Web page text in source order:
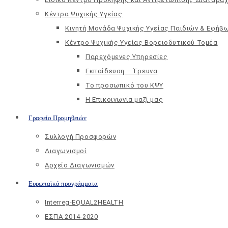
Κέντρα Ψυχικής Υγείας
Κινητή Μονάδα Ψυχικής Υγείας Παιδιών &
Kέντρο Ψυχικής Υγείας Βορειοδυτικού Τομέα
Παρεχόμενες Υπηρεσίες
Εκπαίδευση – Έρευνα
Το προσωπικό του ΚΨΥ
Η Επικοινωνία μαζί μας
Γραφείο Προμηθειών
Συλλογή Προσφορών
Διαγωνισμοί
Αρχείο Διαγωνισμών
Ευρωπαϊκά προγράμματα
Interreg-EQUAL2HEALTH
ΕΣΠΑ 2014-2020